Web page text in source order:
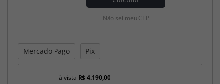
Não sei meu CEP
Mercado Pago Pix
à vista R$ 4.190,00